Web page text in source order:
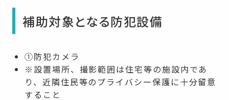
補助対象となる防犯設備
①防犯カメラ
※設置場所、撮影範囲は住宅等の施設内であ
り、近隣住民等のプライバシー保護に十分留意
すること